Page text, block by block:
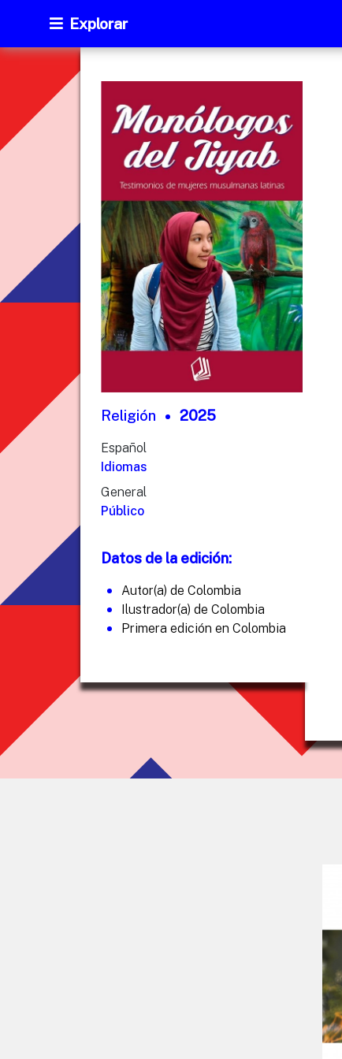
Explorar
Religión 2025
Español
Idiomas
General
Público
Datos de la edición:
Autor(a) de Colombia
Ilustrador(a) de Colombia
Primera edición en Colombia